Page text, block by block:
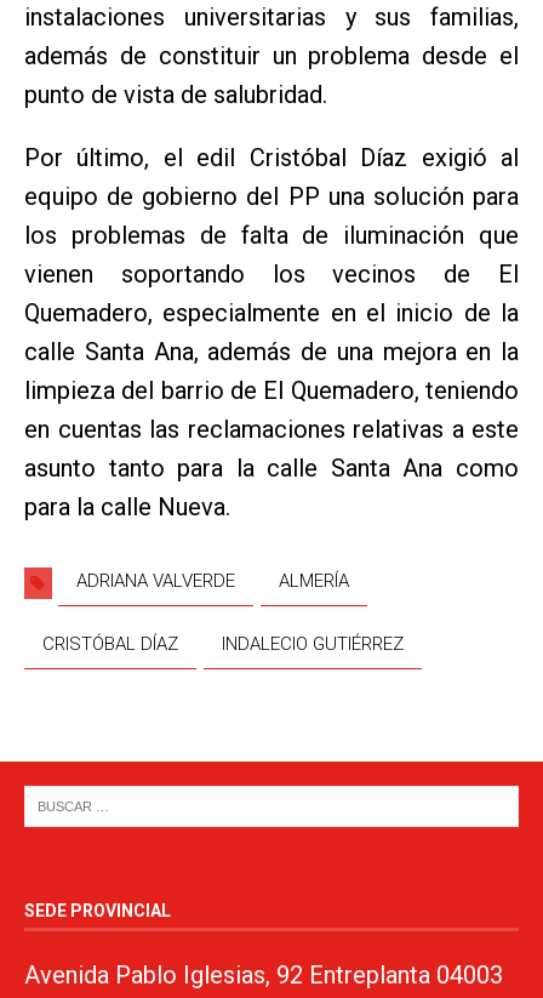
instalaciones universitarias y sus familias,
además de constituir un problema desde el
punto de vista de salubridad.
Por último, el edil Cristóbal Díaz exigió al
equipo de gobierno del PP una solución para
los problemas de falta de iluminación que
vienen soportando los vecinos de El
Quemadero, especialmente en el inicio de la
calle Santa Ana, además de una mejora en la
limpieza del barrio de El Quemadero, teniendo
en cuentas las reclamaciones relativas a este
asunto tanto para la calle Santa Ana como
para la calle Nueva.
ADRIANA VALVERDE ALMERÍA
CRISTÓBAL DÍAZ INDALECIO GUTIÉRREZ
SEDE PROVINCIAL
Avenida Pablo Iglesias, 92 Entreplanta 04003